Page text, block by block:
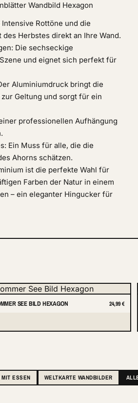
Wandbild Hexagon
Rottöne und die
Herbstes direkt an Ihre Wand.
Die sechseckige
und eignet sich perfekt für
Aluminiumdruck bringt die
Geltung und sorgt für ein
professionellen Aufhängung
Ein Muss für alle, die die
Ahorns schätzen.
ist die perfekte Wahl für
Farben der Natur in einem
– ein eleganter Hingucker für
SEE BILD HEXAGON 24,99 €
ESSEN WELTKARTE WANDBILDER